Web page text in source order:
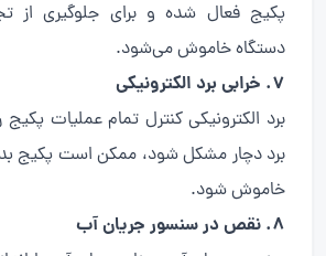
پکیج فعال شده و برای جلوگیری از
دستگاه خاموش می‌شود.
۷. خرابی برد الکترونیکی
برد الکترونیکی کنترل تمام عملیات پکیج
برد دچار مشکل شود، ممکن است پکیج
خاموش شود.
۸. نقص در سنسور جریان آب